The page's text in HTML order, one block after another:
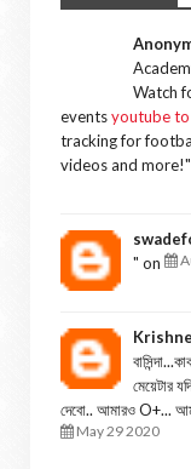
Watch
eventsyoutube
tracking for
videos and more!
" on
মেয়েটার
দেবো.. আমারও O+...
May 29 2020